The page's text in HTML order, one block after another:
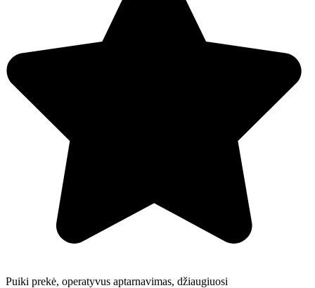
Puiki prekė, operatyvus aptarnavimas, džiaugiuosi